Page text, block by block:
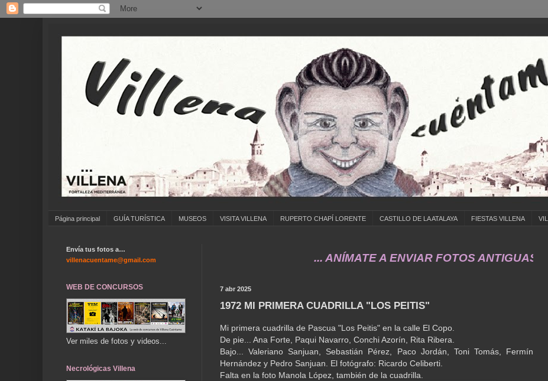
Página principal GUÍA TURÍSTICA MUSEOS VISITA VILLENA RUPERTO CHAPÍ LORENTE CASTILLO DE LA ATALAYA FIESTAS VILLENA
... ANÍMATE A ENVIAR FOTOS ANTIGUAS DE ...
7 abr 2025
1972 MI PRIMERA CUADRILLA "LOS PEITIS"
Mi primera cuadrilla de Pascua "Los Peitis" en la calle El Copo.
De pie... Ana Forte, Paqui Navarro, Conchi Azorín, Rita Ribera.
Bajo... Valeriano Sanjuan, Sebastián Pérez, Paco Jordán, Toni Tomás, Fermín
Hernández y Pedro Sanjuan. El fotógrafo: Ricardo Celiberti.
Falta en la foto Manola López, también de la cuadrilla.
Envía tus fotos a…
villenacuentame@gmail.com
WEB DE CONCURSOS
Ver miles de fotos y videos...
Necrológicas Villena